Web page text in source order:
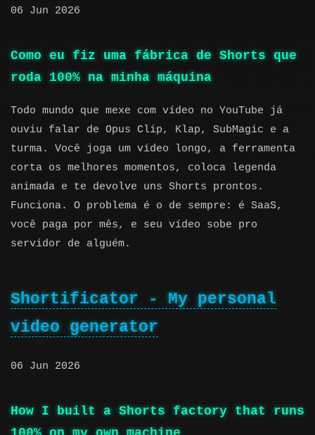
06 Jun 2026
Como eu fiz uma fábrica de Shorts que
roda 100% na minha máquina
Todo mundo que mexe com vídeo no YouTube já
ouviu falar de Opus Clip, Klap, SubMagic e a
turma. Você joga um vídeo longo, a ferramenta
corta os melhores momentos, coloca legenda
animada e te devolve uns Shorts prontos.
Funciona. O problema é o de sempre: é SaaS,
você paga por mês, e seu vídeo sobe pro
servidor de alguém.
Shortificator - My personal
video generator
06 Jun 2026
How I built a Shorts factory that runs